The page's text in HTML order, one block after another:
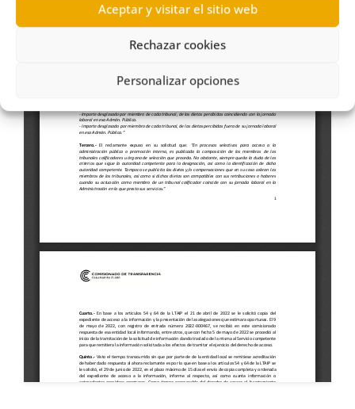
Aceptar y visitar el sitio web
Rechazar cookies
Personalizar opciones